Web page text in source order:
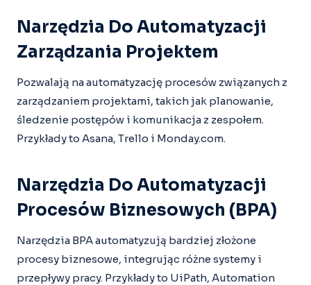
Narzędzia Do Automatyzacji
Zarządzania Projektem
Pozwalają na automatyzację procesów związanych z
zarządzaniem projektami, takich jak planowanie,
śledzenie postępów i komunikacja z zespołem.
Przykłady to Asana, Trello i Monday.com.
Narzędzia Do Automatyzacji
Procesów Biznesowych (BPA)
Narzędzia BPA automatyzują bardziej złożone
procesy biznesowe, integrując różne systemy i
przepływy pracy. Przykłady to UiPath, Automation